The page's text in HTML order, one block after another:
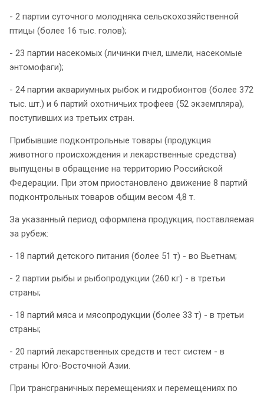
- 2 партии суточного молодняка сельскохозяйственной
птицы (более 16 тыс. голов);
- 23 партии насекомых (личинки пчел, шмели, насекомые
энтомофаги);
- 24 партии аквариумных рыбок и гидробионтов (более 372
тыс. шт.) и 6 партий охотничьих трофеев (52 экземпляра),
поступивших из третьих стран.
Прибывшие подконтрольные товары (продукция
животного происхождения и лекарственные средства)
выпущены в обращение на территорию Российской
Федерации. При этом приостановлено движение 8 партий
подконтрольных товаров общим весом 4,8 т.
За указанный период оформлена продукция, поставляемая
за рубеж:
- 18 партий детского питания (более 51 т) - во Вьетнам;
- 2 партии рыбы и рыбопродукции (260 кг) - в третьи
страны;
- 18 партий мяса и мясопродукции (более 33 т) - в третьи
страны;
- 20 партий лекарственных средств и тест систем - в
страны Юго-Восточной Азии.
При трансграничных перемещениях и перемещениях по